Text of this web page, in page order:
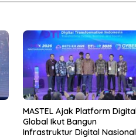
MASTEL Ajak Platform
Global Ikut Bangun
Infrastruktur Digital Nasional